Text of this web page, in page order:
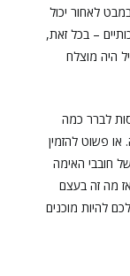
לאחור יכול
– בכל זאת,
היה מוצלח
לברר כמה
או פשוט להזמין
חובבי האימה
מה זה בעצם
להיות מוכנים